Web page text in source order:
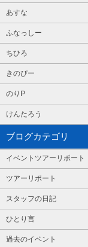
あすな
ふなっしー
ちひろ
きのぴー
のりP
けんたろう
ブログカテゴリ
イベントツアーリポート
ツアーリポート
スタッフの日記
ひとり言
過去のイベント